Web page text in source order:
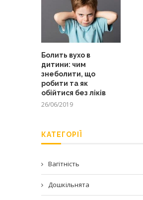
Болить вухо в
дитини: чим
знеболити, що
робити та як
обійтися без ліків
26/06/2019
КАТЕГОРІЇ
Вагітність
Дошкільнята